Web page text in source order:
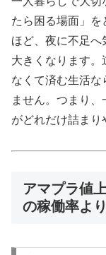
たら困る場面」を
ほど、夜に不足
大きくなります
なくて済む生活
ません。つまり
がどれだけ詰まり
アマプラ値
の稼働率よ